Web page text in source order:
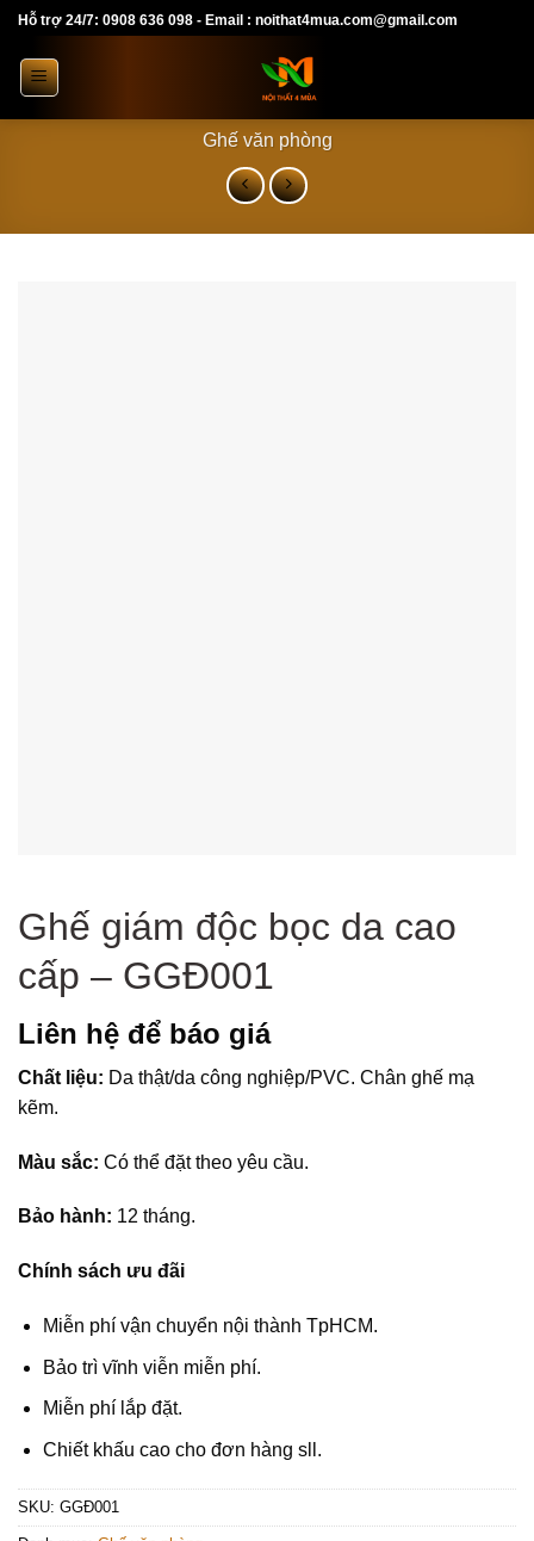
Skip
content
Hỗ trợ 24/7: 0908 636 098 - Email : noithat4mua.com@gmail.com
Ghế văn phòng
Ghế giám độc bọc da cao
cấp – GGĐ001
Liên hệ để báo giá
Chất liệu: Da thật/da công nghiệp/PVC. Chân ghế mạ
kẽm.
Màu sắc: Có thể đặt theo yêu cầu.
Bảo hành: 12 tháng.
Chính sách ưu đãi
Miễn phí vận chuyển nội thành TpHCM.
Bảo trì vĩnh viễn miễn phí.
Miễn phí lắp đặt.
Chiết khấu cao cho đơn hàng sll.
SKU: GGĐ001